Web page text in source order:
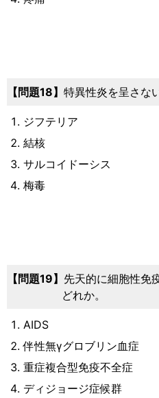
18 特異性炎を呈さな
ジフテリア
結核
サルコイドーシス
梅毒
19
先天的に細胞性免
どれか。
AIDS
伴性無γグロブリン血症
重症複合型免疫不全症
ディジョージ症候群